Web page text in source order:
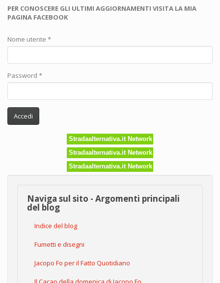
PER CONOSCERE GLI ULTIMI AGGIORNAMENTI VISITA LA MIA
PAGINA FACEBOOK
Nome utente *
Password *
Accedi
Stradaalternativa.it Network
Stradaalternativa.it Network
Stradaalternativa.it Network
Naviga sul sito - Argomenti principali
del blog
Indice del blog
Fumetti e disegni
Jacopo Fo per il Fatto Quotidiano